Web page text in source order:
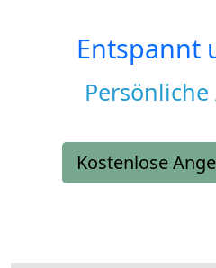
Entspannt
Kostenlose